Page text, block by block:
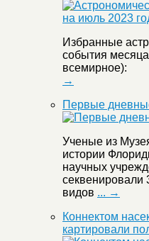
Избранные
события
→
Первые
Ученые из
истории
научных
секвенировали
видов ... →
Коннектом
картировали